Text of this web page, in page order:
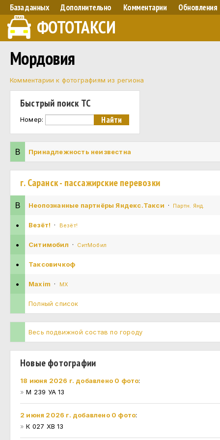
База данных Дополнительно Комментарии Обновления
ФОТОТАКСИ
Мордовия
Комментарии к фотографиям из региона
Быстрый поиск ТС
Номер:
В Принадлежность неизвестна
г. Саранск - пассажирские перевозки
В Неопознанные партнёры Яндекс.Такси · Партн. Янд.
• Везёт! · Везёт!
• Ситимобил · СитМобил
• Таксовичкоф
• Maxim · MX
Полный список
Весь подвижной состав по городу
Новые фотографии
18 июня 2026 г. добавлено 0 фото:
»М 239 УА 13
2 июня 2026 г. добавлено 0 фото:
»К 027 ХВ 13